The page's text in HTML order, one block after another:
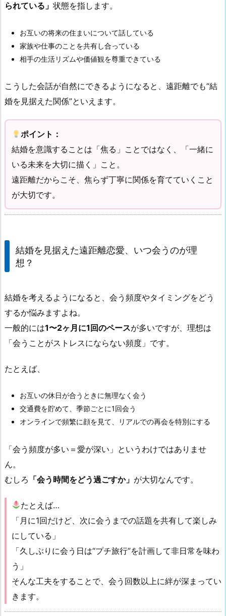
られている」 状態を指します。
お互いの将来の住まいについて話している
家族や仕事のことを共有し合っている
相手の生活リズムや価値観を尊重できている
こうした会話が自然にできるようになると、遠距離でも“結
婚を見据えた関係”といえます。
ポイント：
結婚を意識することは「焦る」ことではなく、「一緒に
いる未来を大切に描く」こと。
遠距離だからこそ、焦らず丁寧に関係を育てていくこと
が大切です。
結婚を見据えた遠距離恋愛、いつ会うのが理
想？
結婚を考えるようになると、会う頻度やタイミングをどう
するか悩みますよね。
一般的には1〜2ヶ月に1回のペースが多いですが、理想は
「会うことがストレスにならない頻度」です。
たとえば、
お互いの休日が合うときに無理なく会う
交通費を貯めて、季節ごとに1回会う
オンラインで頻繁に顔を見て、リアルでの再会を特別にする
「会う頻度が多い＝愛が深い」というわけではありませ
ん。
むしろ 「会う時間をどう過ごすか」 が大切なんです。
たとえば…
「月に1回だけど、次に会うまでの話題を共有して楽しみ
にしている」
「久しぶりに会う日は“プチ旅行”を計画して非日常を味わ
う」
そんな工夫をすることで、会う回数以上に絆が深まってい
きます。